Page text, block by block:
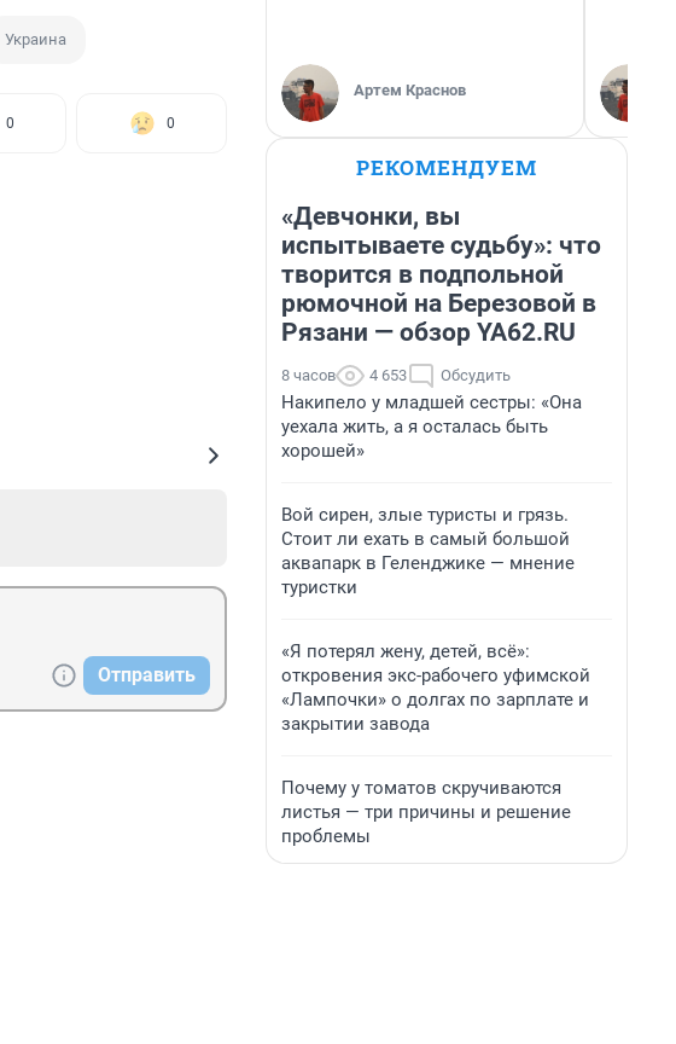
Украина
0 0
Отправить
Артем Краснов
РЕКОМЕНДУЕМ
«Девчонки, вы
испытываете судьбу»: что
творится в подпольной
рюмочной на Березовой в
Рязани — обзор YA62.RU
8 часов 4 653 Обсудить
Накипело у младшей сестры: «Она
уехала жить, а я осталась быть
хорошей»
Вой сирен, злые туристы и грязь.
Стоит ли ехать в самый большой
аквапарк в Геленджике — мнение
туристки
«Я потерял жену, детей, всё»:
откровения экс-рабочего уфимской
«Лампочки» о долгах по зарплате и
закрытии завода
Почему у томатов скручиваются
листья — три причины и решение
проблемы